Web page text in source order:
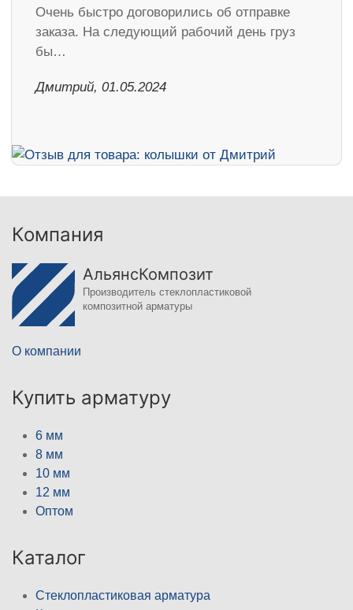
Очень быстро договорились об отправке
заказа. На следующий рабочий день груз
бы…
Дмитрий, 01.05.2024
Компания
АльянсКомпозит
Производитель стеклопластиковой
композитной арматуры
О компании
Купить арматуру
6 мм
8 мм
10 мм
12 мм
Оптом
Каталог
Стеклопластиковая арматура